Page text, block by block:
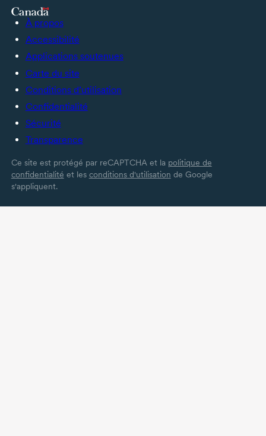
À propos
Accessibilité
Applications soutenues
Carte du site
Conditions d’utilisation
Confidentialité
Sécurité
Transparence
Ce site est protégé par reCAPTCHA et la politique de
confidentialité et les conditions d'utilisation de Google
s'appliquent.